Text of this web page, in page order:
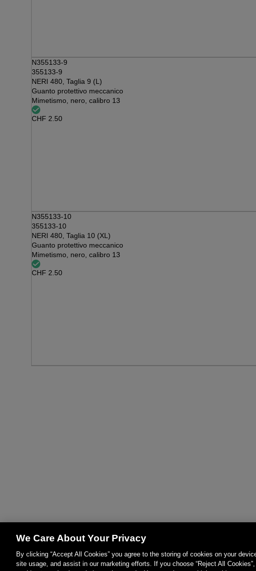
N355133-9
355133-9
NERI 480, Taglia 9 (L)
Guanto protettivo meccanico
Mimetismo, nero, calibro 13
CHF 2.50
N355133-10
355133-10
NERI 480, Taglia 10 (XL)
Guanto protettivo meccanico
Mimetismo, nero, calibro 13
CHF 2.50
We Care About Your Privacy
By clicking “Accept All Cookies” you agree to the storing of cookies on your
site usage, and assist in our marketing efforts. If you choose “Reject All